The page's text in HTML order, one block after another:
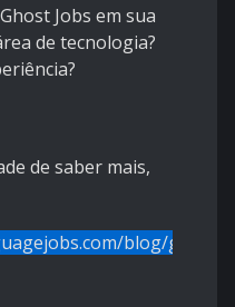
Jobs em sua
de tecnologia?
de saber mais,
blog/ghost-